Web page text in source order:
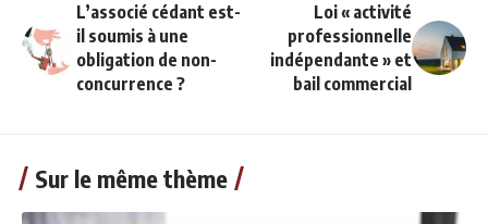
L’associé cédant est-
il soumis à une
obligation de non-
concurrence ?
Loi « activité
professionnelle
indépendante » et
bail commercial
Sur le même thème